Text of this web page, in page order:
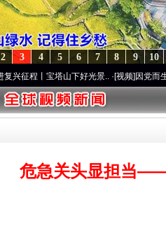
10
9
8
7
6
5
4
3
2
塔山下好光景..·[视频]因党而生 为党而战
危急关头显担当